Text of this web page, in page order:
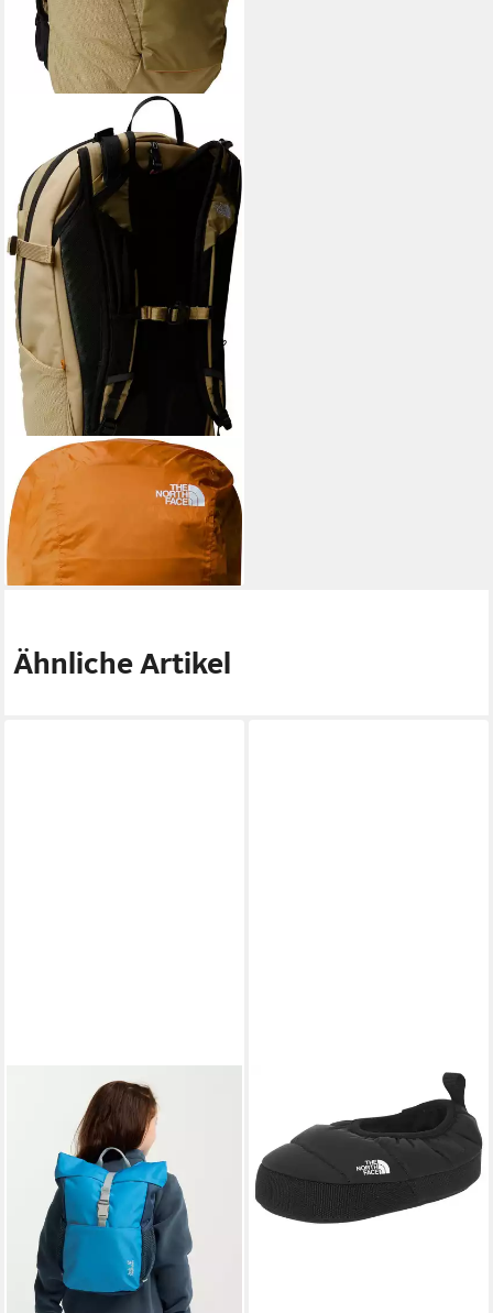
NORTH
Daypack BASIN 24
79,99 €
-24%
lieferbar - in 2-3 Werktagen bei dir
Ähnliche Artikel